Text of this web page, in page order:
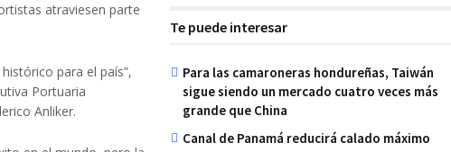
Te puede interesar
Para las camaroneras hondureñas, Taiwán
sigue siendo un mercado cuatro veces más
grande que China
Canal de Panamá reducirá calado máximo
atraviesen parte
para el país”,
Portuaria
Anliker.